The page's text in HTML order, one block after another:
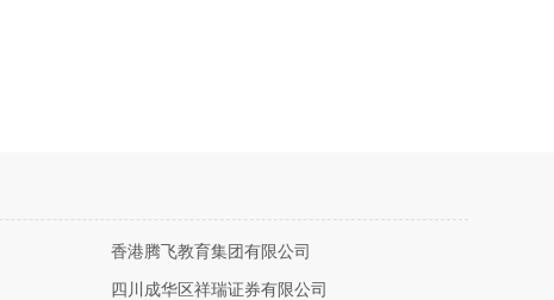
香港腾飞教育集团有限公司
四川成华区祥瑞证券有限公司